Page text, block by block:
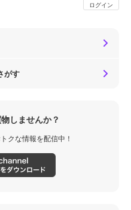
ログイン
がす
しませんか？
クな情報を配信中！